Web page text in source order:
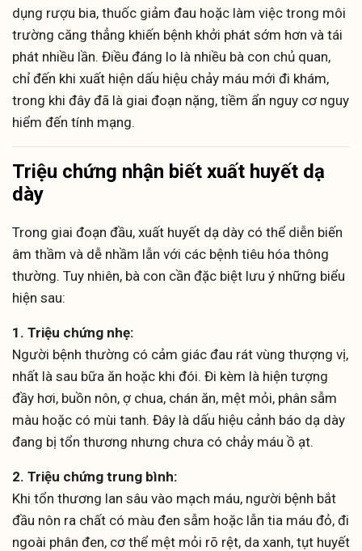
dụng rượu bia, thuốc giảm đau hoặc làm việc trong môi
trường căng thẳng khiến bệnh khởi phát sớm hơn và tái
phát nhiều lần. Điều đáng lo là nhiều bà con chủ quan,
chỉ đến khi xuất hiện dấu hiệu chảy máu mới đi khám,
trong khi đây đã là giai đoạn nặng, tiềm ẩn nguy cơ nguy
hiểm đến tính mạng.
Triệu chứng nhận biết xuất huyết dạ
dày
Trong giai đoạn đầu, xuất huyết dạ dày có thể diễn biến
âm thầm và dễ nhầm lẫn với các bệnh tiêu hóa thông
thường. Tuy nhiên, bà con cần đặc biệt lưu ý những biểu
hiện sau:
1. Triệu chứng nhẹ:
Người bệnh thường có cảm giác đau rát vùng thượng vị,
nhất là sau bữa ăn hoặc khi đói. Đi kèm là hiện tượng
đầy hơi, buồn nôn, ợ chua, chán ăn, mệt mỏi, phân sẫm
màu hoặc có mùi tanh. Đây là dấu hiệu cảnh báo dạ dày
đang bị tổn thương nhưng chưa có chảy máu ồ ạt.
2. Triệu chứng trung bình:
Khi tổn thương lan sâu vào mạch máu, người bệnh bắt
đầu nôn ra chất có màu đen sẫm hoặc lẫn tia máu đỏ, đi
ngoài phân đen, cơ thể mệt mỏi rõ rệt, da xanh, tụt huyết